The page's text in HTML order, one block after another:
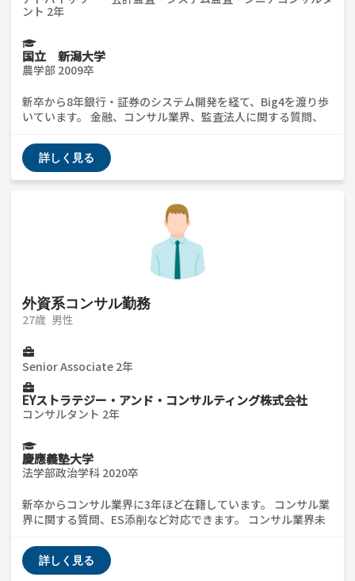
ント 2年
国立 新潟大学
農学部 2009卒
新卒から8年銀行・証券のシステム開発を経て、Big4を渡り歩
いています。 金融、コンサル業界、監査法人に関する質問、
緒に因数分解して整理しましょう
詳しく見る
外資系コンサル勤務
27歳 男性
Senior Associate 2年
EYストラテジー・アンド・コンサルティング株式会社
コンサルタント 2年
慶應義塾大学
法学部政治学科 2020卒
新卒からコンサル業界に3年ほど在籍しています。 コンサル業
界に関する質問、ES添削など対応できます。 コンサル業界未
軽にご連絡ください。
詳しく見る